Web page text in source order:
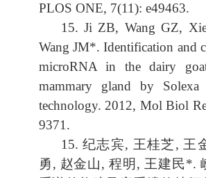
PLOS ONE, 7(11): e49463.
15. Ji ZB, Wang GZ,
Wang JM*. Identification and
microRNA in the dairy
mammary gland by Solexa
technology. 2012, Mol Biol
9371.
15. 纪志宾, 王桂芝, 王
勇, 赵金山,程明 , 王建民*.